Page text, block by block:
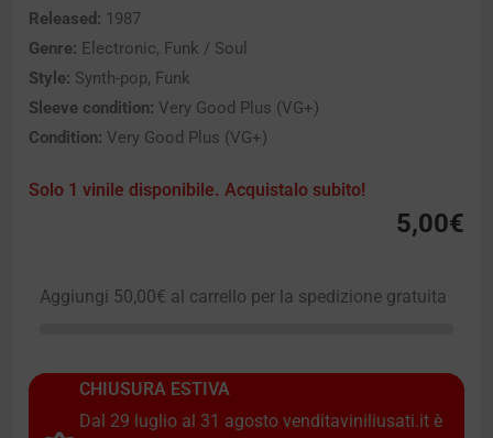
Released: 1987
Genre: Electronic, Funk / Soul
Style: Synth-pop, Funk
Sleeve condition: Very Good Plus (VG+)
Condition: Very Good Plus (VG+)
Solo 1 vinile disponibile. Acquistalo subito!
5,00€
Aggiungi 50,00€ al carrello per la spedizione gratuita
CHIUSURA ESTIVA
Dal 29 luglio al 31 agosto venditaviniliusati.it è